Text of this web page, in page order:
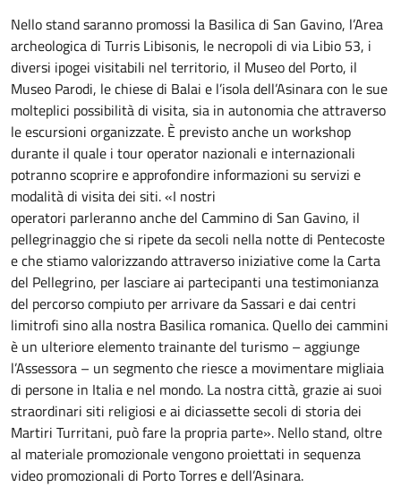
Nello stand saranno promossi la Basilica di San Gavino, l’Area
archeologica di Turris Libisonis, le necropoli di via Libio 53, i
diversi ipogei visitabili nel territorio, il Museo del Porto, il
Museo Parodi, le chiese di Balai e l’isola dell’Asinara con le sue
molteplici possibilità di visita, sia in autonomia che attraverso
le escursioni organizzate. È previsto anche un workshop
durante il quale i tour operator nazionali e internazionali
potranno scoprire e approfondire informazioni su servizi e
modalità di visita dei siti. «I nostri
operatori parleranno anche del Cammino di San Gavino, il
pellegrinaggio che si ripete da secoli nella notte di Pentecoste
e che stiamo valorizzando attraverso iniziative come la Carta
del Pellegrino, per lasciare ai partecipanti una testimonianza
del percorso compiuto per arrivare da Sassari e dai centri
limitrofi sino alla nostra Basilica romanica. Quello dei cammini
è un ulteriore elemento trainante del turismo – aggiunge
l’Assessora – un segmento che riesce a movimentare migliaia
di persone in Italia e nel mondo. La nostra città, grazie ai suoi
straordinari siti religiosi e ai diciassette secoli di storia dei
Martiri Turritani, può fare la propria parte». Nello stand, oltre
al materiale promozionale vengono proiettati in sequenza
video promozionali di Porto Torres e dell’Asinara.